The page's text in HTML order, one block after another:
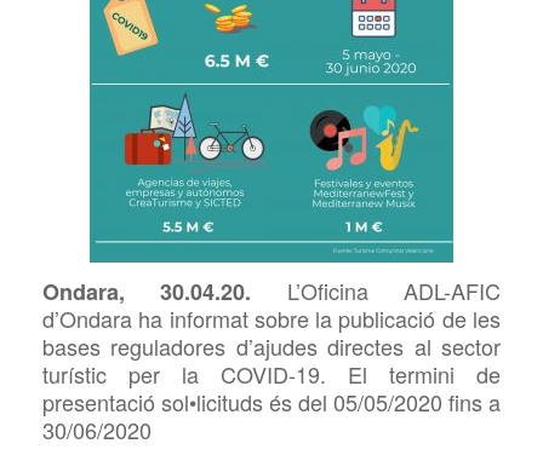
Ondara, 30.04.20. L’Oficina ADL-AFIC
d’Ondara ha informat sobre la publicació de les
bases reguladores d’ajudes directes al sector
turístic per la COVID-19. El termini de
presentació sol•licituds és del 05/05/2020 fins a
30/06/2020